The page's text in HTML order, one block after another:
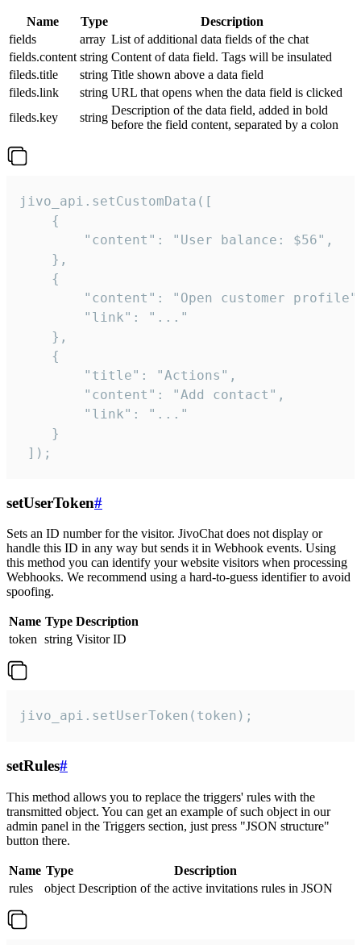
Name Type
Description
fields
array List of additional data fields of the chat
fields.content string Content of data field. Tags will be insulated
fileds.title
string Title shown above a data field
fileds.link
string URL that opens when the data field is clicked
fileds.key
string
Description of the data field, added in bold
before the field content, separated by a colon
jivo_api.setCustomData([
    {
        "content": "User balance: $56",
    },
    {
"content": "Open customer
        "link": "..."
    },
    {
        "title": "Actions",
        "content": "Add contact",
        "link": "..."
    }
]);
setUserToken#
Sets an ID number for the visitor. JivoChat does not display or
handle this ID in any way but sends it in Webhook events. Using
this method you can identify your website visitors when processing
Webhooks. We recommend using a hard-to-guess identifier to avoid
spoofing.
Name Type Description
token string Visitor ID
jivo_api.setUserToken(token);
setRules#
This method allows you to replace the triggers' rules with the
transmitted object. You can get an example of such object in our
admin panel in the Triggers section, just press "JSON structure"
button there.
Name Type
Description
rules
object Description of the active invitations rules in JSON